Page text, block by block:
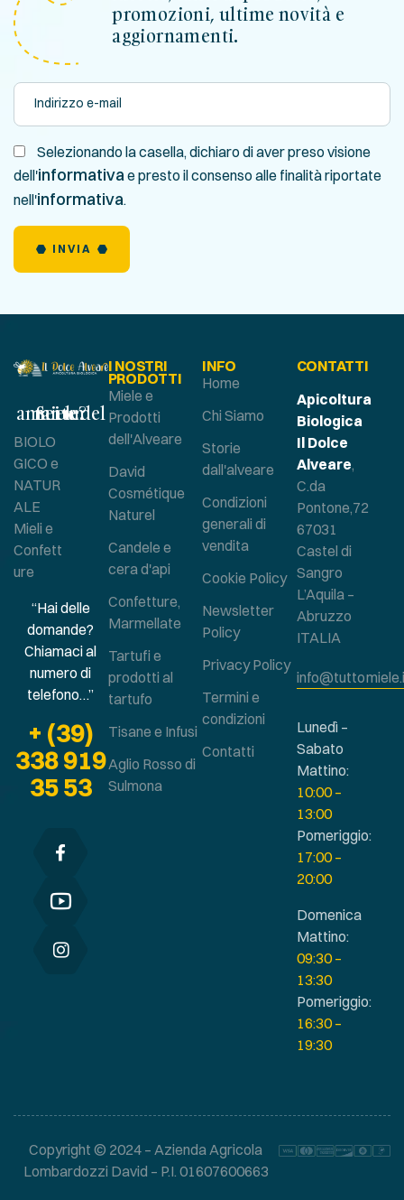
promozioni, ultime novità e
aggiornamenti.
Selezionando la casella, dichiaro di aver preso visione
dell'informativae presto il consenso alle finalità riportate
nell'informativa.
INVIA
I NOSTRI
PRODOTTI
Miele e
Prodotti
dell'Alveare
David
Cosmétique
Naturel
Candele e
cera d'api
Confetture,
Marmellate
Tartufi e
prodotti al
tartufo
Tisane e Infusi
Aglio Rosso di
Sulmona
INFO
Home
Chi Siamo
Storie
dall'alveare
Condizioni
generali di
vendita
Cookie Policy
Newsletter
Policy
Privacy Policy
Termini e
condizioni
Contatti
Sei un amante del miele?
BIOLO
GICO e
NATUR
ALE
Mieli e
Confett
ure
“Hai delle
domande?
Chiamaci al
numero di
telefono…”
+ (39)
338 919
35 53
CONTATTI
Apicoltura
Biologica
Il Dolce
Alveare,
C.da
Pontone,72
67031
Castel di
Sangro
L’Aquila –
Abruzzo
ITALIA
Lunedì –
Sabato
Mattino:
10:00 –
13:00
Pomeriggio:
17:00 –
20:00
Domenica
Mattino:
09:30 –
13:30
Pomeriggio:
16:30 –
19:30
Copyright © 2024 – Azienda Agricola
Lombardozzi David – P.I. 01607600663